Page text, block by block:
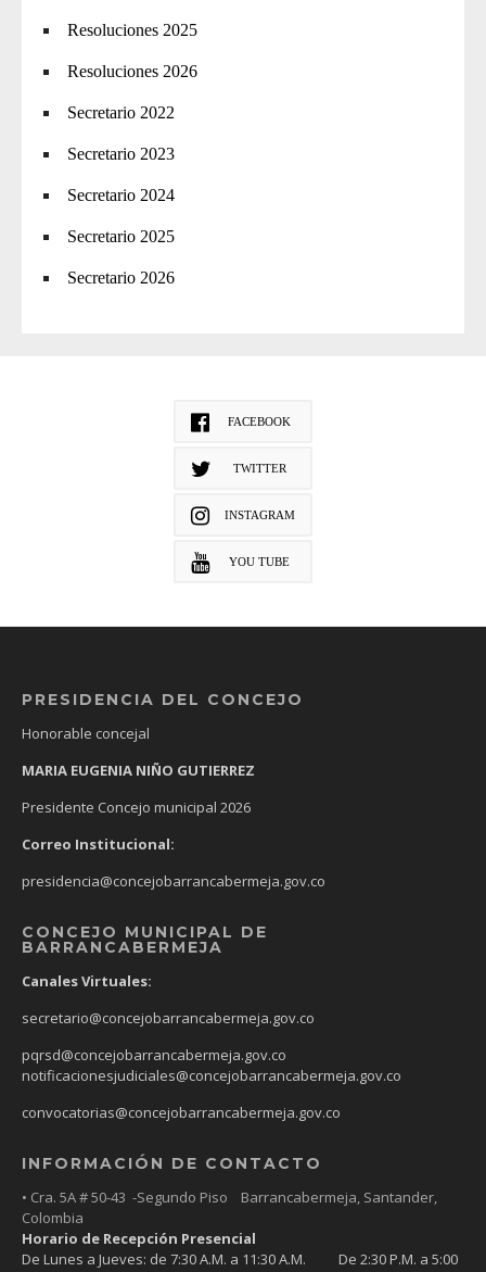
Resoluciones 2025
Resoluciones 2026
Secretario 2022
Secretario 2023
Secretario 2024
Secretario 2025
Secretario 2026
FACEBOOK
TWITTER
INSTAGRAM
YOU TUBE
PRESIDENCIA DEL CONCEJO
Honorable concejal
MARIA EUGENIA NIÑO GUTIERREZ
Presidente Concejo municipal 2026
Correo Institucional:
presidencia@concejobarrancabermeja.gov.co
CONCEJO MUNICIPAL DE
BARRANCABERMEJA
Canales Virtuales:
secretario@concejobarrancabermeja.gov.co
pqrsd@concejobarrancabermeja.gov.co
notificacionesjudiciales@concejobarrancabermeja.gov.co
convocatorias@concejobarrancabermeja.gov.co
INFORMACIÓN DE CONTACTO
• Cra. 5A # 50-43 -Segundo Piso Barrancabermeja, Santander,
Colombia
Horario de Recepción Presencial
De Lunes a Jueves: de 7:30 A.M. a 11:30 A.M. De 2:30 P.M. a 5:00